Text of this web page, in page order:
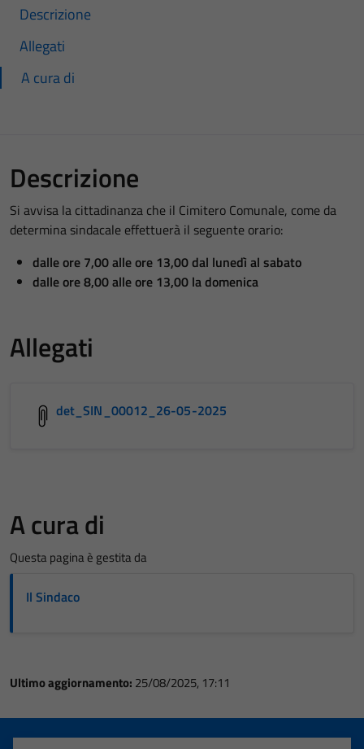
Descrizione
Allegati
A cura di
Descrizione
Si avvisa la cittadinanza che il Cimitero Comunale, come da
determina sindacale effettuerà il seguente orario:
dalle ore 7,00 alle ore 13,00 dal lunedì al sabato
dalle ore 8,00 alle ore 13,00 la domenica
Allegati
det_SIN_00012_26-05-2025
A cura di
Questa pagina è gestita da
Il Sindaco
Ultimo aggiornamento: 25/08/2025, 17:11